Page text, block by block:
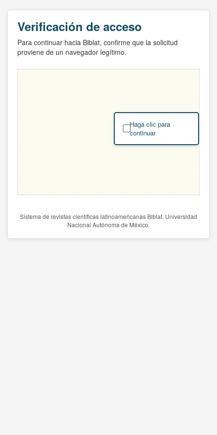
Verificación de acceso
Para continuar hacia Biblat, confirme que la solicitud
proviene de un navegador legítimo.
Haga clic para
continuar
Sistema de revistas científicas latinoamericanas Biblat. Universidad
Nacional Autónoma de México.